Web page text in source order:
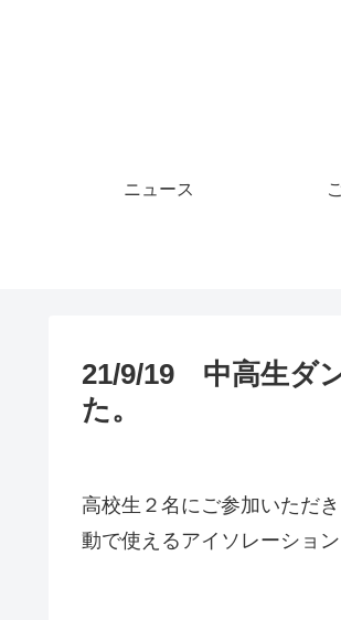
ニュース
21/9/19 中高生ダ
た。
高校生２名にご参加いただ
動で使えるアイソレーショ